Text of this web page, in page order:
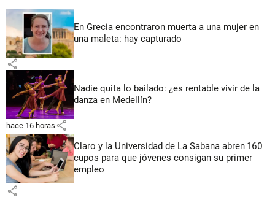
En Grecia encontraron muerta a una mujer en
una maleta: hay capturado
share
Nadie quita lo bailado: ¿es rentable vivir de la
danza en Medellín?
hace 16 horas share
Claro y la Universidad de La Sabana abren 160
cupos para que jóvenes consigan su primer
empleo
share